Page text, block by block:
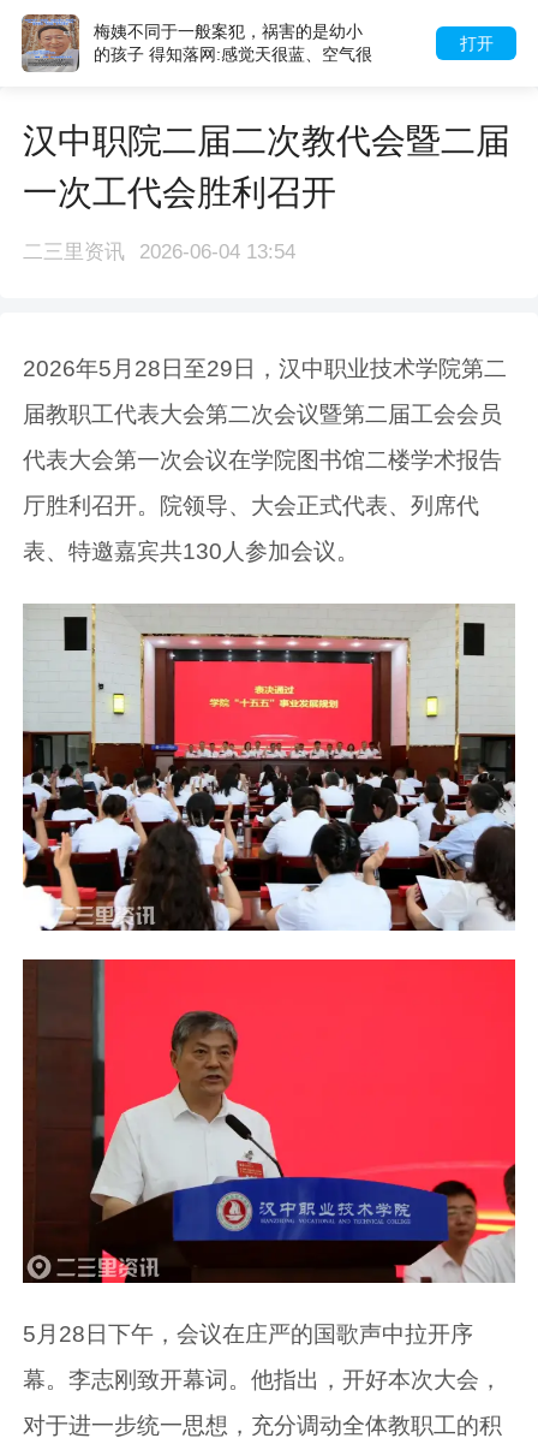
打开
梅姨不同于一般案犯，祸害的是幼小
的孩子 得知落网:感觉天很蓝、空气很
汉中职院二届二次教代会暨二届
一次工代会胜利召开
二三里资讯 2026-06-04 13:54
2026年5月28日至29日，汉中职业技术学院第二
届教职工代表大会第二次会议暨第二届工会会员
代表大会第一次会议在学院图书馆二楼学术报告
厅胜利召开。院领导、大会正式代表、列席代
表、特邀嘉宾共130人参加会议。
5月28日下午，会议在庄严的国歌声中拉开序
幕。李志刚致开幕词。他指出，开好本次大会，
对于进一步统一思想，充分调动全体教职工的积